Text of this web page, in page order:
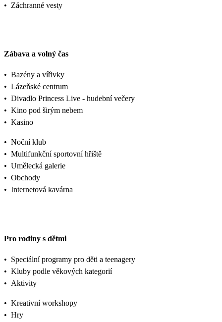
• Záchranné vesty
Zábava a volný čas
• Bazény a vířivky
• Lázeňské centrum
• Divadlo Princess Live - hudební večery
• Kino pod širým nebem
• Kasino
• Noční klub
• Multifunkční sportovní hřiště
• Umělecká galerie
• Obchody
• Internetová kavárna
Pro rodiny s dětmi
• Speciální programy pro děti a teenagery
• Kluby podle věkových kategorií
• Aktivity
• Kreativní workshopy
• Hry